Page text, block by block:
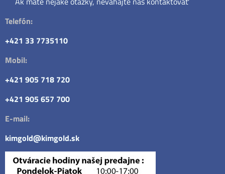
Telefón:
+421 33 7735110
Mobil:
+421 905 718 720
+421 905 657 700
E-mail:
kimgold@kimgold.sk